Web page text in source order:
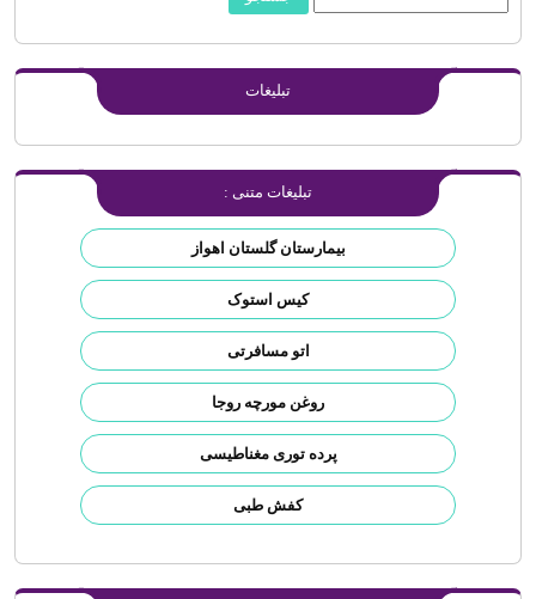
تبلیغات
تبلیغات متنی :
بیمارستان گلستان اهواز
کیس استوک
اتو مسافرتی
روغن مورچه روجا
پرده توری مغناطیسی
کفش طبی